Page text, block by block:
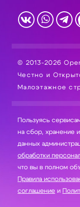
© 2013-2026
Честно и
Малоэтажное
Пользуясь
на сбор, хранение и обработку ваших персональных
данных
обработки
что вы в полном
Правила
соглашение и